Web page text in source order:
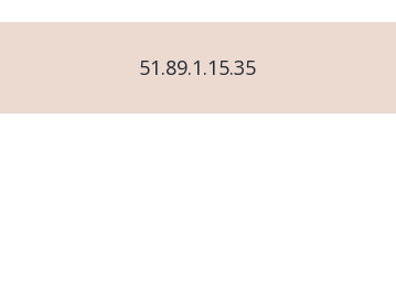
51.89.1.15.35